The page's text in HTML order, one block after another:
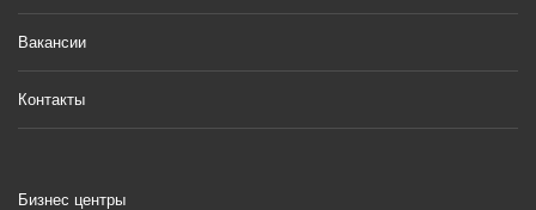
Вакансии
Контакты
Бизнес центры